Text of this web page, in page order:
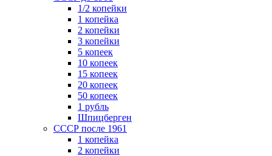
1/2 копейки
1 копейка
2 копейки
3 копейки
5 копеек
10 копеек
15 копеек
20 копеек
50 копеек
1 рубль
Шпицберген
СССР после 1961
1 копейка
2 копейки